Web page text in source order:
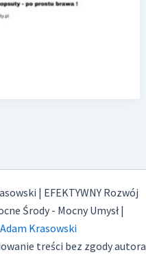
| EFEKTYWNY Rozwój
Środy - Mocny Umysł |
Adam Krasowski
treści bez zgody autora